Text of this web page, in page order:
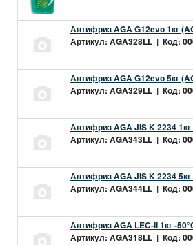
Антифриз AGA G12evo 1кг
Артикул: AGA328LL | Код:
Антифриз AGA G12evo 5кг
Артикул: AGA329LL | Код:
Антифриз AGA JIS K 2234
Артикул: AGA343LL | Код:
Антифриз AGA JIS K 2234
Артикул: AGA344LL | Код:
Антифриз AGA LEC-II 1кг -
Артикул: AGA318LL | Код: